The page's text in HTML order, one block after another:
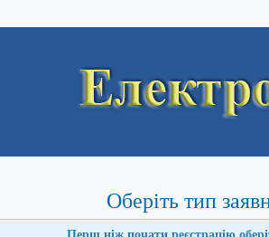
Оберіть тип